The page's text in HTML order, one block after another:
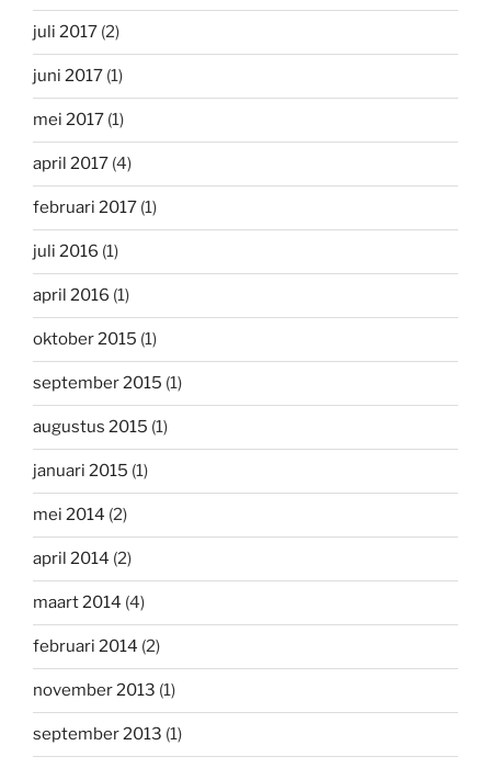
juli 2017 (2)
juni 2017 (1)
mei 2017 (1)
april 2017 (4)
februari 2017 (1)
juli 2016 (1)
april 2016 (1)
oktober 2015 (1)
september 2015 (1)
augustus 2015 (1)
januari 2015 (1)
mei 2014 (2)
april 2014 (2)
maart 2014 (4)
februari 2014 (2)
november 2013 (1)
september 2013 (1)